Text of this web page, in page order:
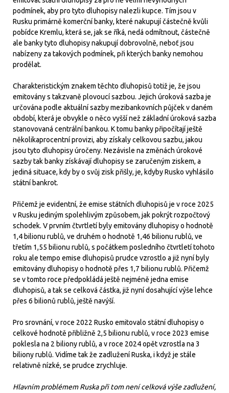
podmínek, aby pro tyto dluhopisy nalezli kupce. Tím jsou v
Rusku primárně komerční banky, které nakupují částečně kvůli
pobídce Kremlu, která se, jak se říká, nedá odmítnout, částečně
ale banky tyto dluhopisy nakupují dobrovolně, neboť jsou
nabízeny za takových podmínek, při kterých banky nemohou
prodělat.
Charakteristickým znakem těchto dluhopisů totiž je, že jsou
emitovány s takzvaně plovoucí sazbou. Jejich úroková sazba je
určována podle aktuální sazby mezibankovních půjček v daném
období, která je obvykle o něco vyšší než základní úroková sazba
stanovovaná centrální bankou. K tomu banky připočítají ještě
několikaprocentní provizi, aby získaly celkovou sazbu, jakou
jsou tyto dluhopisy úročeny. Nezávisle na změnách úrokové
sazby tak banky získávají dluhopisy se zaručeným ziskem, a
jediná situace, kdy by o svůj zisk přišly, je, kdyby Rusko vyhlásilo
státní bankrot.
Přičemž je evidentní, že emise státních dluhopisů je v roce 2025
v Rusku jediným spolehlivým způsobem, jak pokrýt rozpočtový
schodek. V prvním čtvrtletí byly emitovány dluhopisy o hodnotě
1,4 bilionu rublů, ve druhém o hodnotě 1,46 bilionu rublů, ve
třetím 1,55 bilionu rublů, s počátkem posledního čtvrtletí tohoto
roku ale tempo emise dluhopisů prudce vzrostlo a již nyní byly
emitovány dluhopisy o hodnotě přes 1,7 bilionu rublů. Přičemž
se v tomto roce předpokládá ještě nejméně jedna emise
dluhopisů, a tak se celková částka, již nyní dosahující výše lehce
přes 6 bilionů rublů, ještě navýší.
Pro srovnání, v roce 2022 Rusko emitovalo státní dluhopisy o
celkové hodnotě přibližně 2,5 bilionu rublů, v roce 2023 emise
poklesla na 2 biliony rublů, a v roce 2024 opět vzrostla na 3
biliony rublů. Vidíme tak že zadlužení Ruska, i když je stále
relativně nízké, se prudce zrychluje.
Hlavním problémem Ruska při tom není celková výše zadlužení,